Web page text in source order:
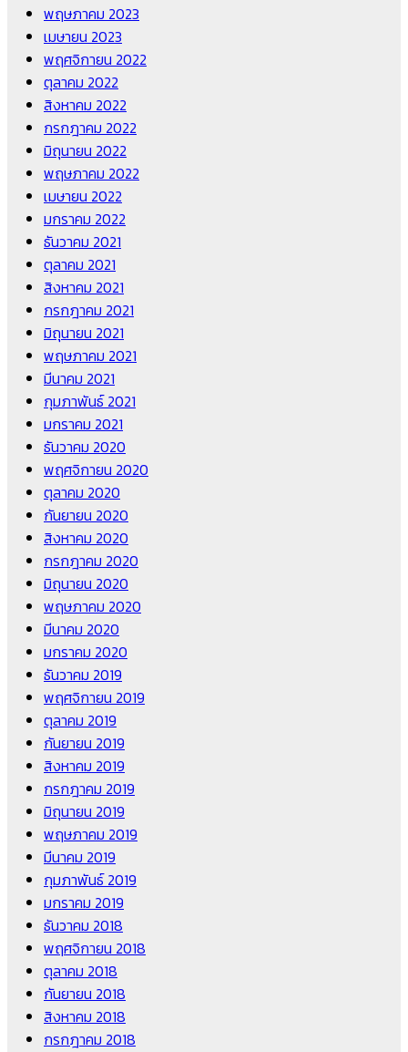
พฤษภาคม 2023
เมษายน 2023
พฤศจิกายน 2022
ตุลาคม 2022
สิงหาคม 2022
กรกฎาคม 2022
มิถุนายน 2022
พฤษภาคม 2022
เมษายน 2022
มกราคม 2022
ธันวาคม 2021
ตุลาคม 2021
สิงหาคม 2021
กรกฎาคม 2021
มิถุนายน 2021
พฤษภาคม 2021
มีนาคม 2021
กุมภาพันธ์ 2021
มกราคม 2021
ธันวาคม 2020
พฤศจิกายน 2020
ตุลาคม 2020
กันยายน 2020
สิงหาคม 2020
กรกฎาคม 2020
มิถุนายน 2020
พฤษภาคม 2020
มีนาคม 2020
มกราคม 2020
ธันวาคม 2019
พฤศจิกายน 2019
ตุลาคม 2019
กันยายน 2019
สิงหาคม 2019
กรกฎาคม 2019
มิถุนายน 2019
พฤษภาคม 2019
มีนาคม 2019
กุมภาพันธ์ 2019
มกราคม 2019
ธันวาคม 2018
พฤศจิกายน 2018
ตุลาคม 2018
กันยายน 2018
สิงหาคม 2018
กรกฎาคม 2018